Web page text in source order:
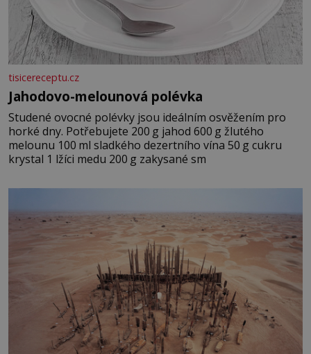
tisicereceptu.cz
Jahodovo-melounová polévka
Studené ovocné polévky jsou ideálním osvěžením pro
horké dny. Potřebujete 200 g jahod 600 g žlutého
melounu 100 ml sladkého dezertního vína 50 g cukru
krystal 1 lžíci medu 200 g zakysané sm